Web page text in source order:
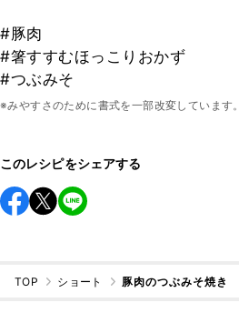
#豚肉
#箸すすむほっこりおかず
#つぶみそ
※みやすさのために書式を一部改変しています。
このレシピをシェアする
TOP ショート 豚肉のつぶみそ焼き